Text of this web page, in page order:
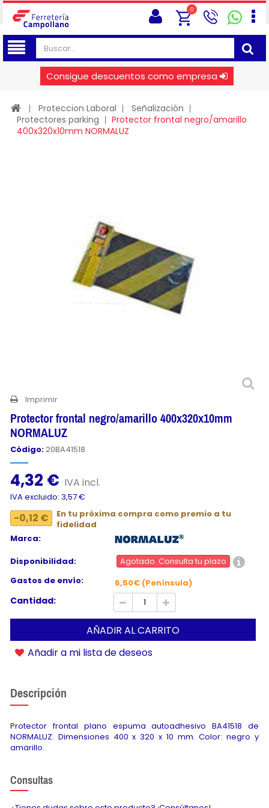
0
Consigue descuentos como empresa
Proteccion Laboral
Señalización
Protectores parking
Protector frontal negro/amarillo
400x320x10mm NORMALUZ
Imprimir
Protector frontal negro/amarillo 400x320x10mm
NORMALUZ
Código:20BA41518
4,32 € IVA incl.
IVA excluido: 3,57 €
-0,12 €
En tu próxima compra como premio a tu
fidelidad
Marca:
Disponibilidad:
Agotado. Consulta tu plazo
Gastos de envío:
6,50€ (Península)
Cantidad:
AÑADIR AL CARRITO
Añadir a mi lista de deseos
Descripción
Protector frontal plano espuma autoadhesivo BA41518 de
NORMALUZ. Dimensiones 400 x 320 x 10 mm. Color: negro y
amarillo.
Consultas